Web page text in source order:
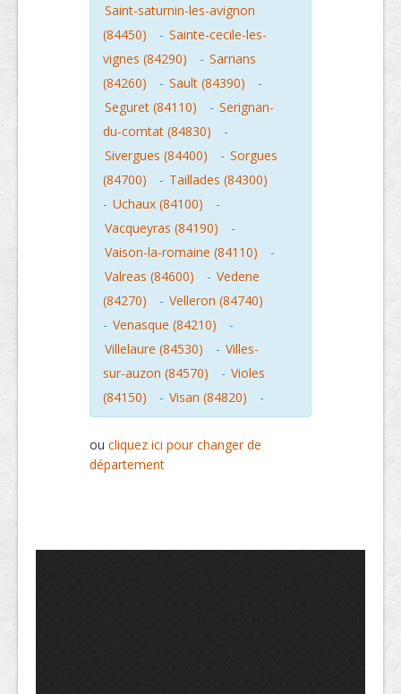
Saint-saturnin-les-avignon
(84450)
- Sainte-cecile-les-
vignes (84290)
- Sarrians
(84260)
- Sault (84390)
-
Seguret (84110)
- Serignan-
du-comtat (84830)
-
Sivergues (84400)
- Sorgues
(84700)
- Taillades (84300)
- Uchaux (84100)
-
Vacqueyras (84190)
-
Vaison-la-romaine (84110)
-
Valreas (84600)
- Vedene
(84270)
- Velleron (84740)
- Venasque (84210)
-
Villelaure (84530)
- Villes-
sur-auzon (84570)
- Violes
(84150)
- Visan (84820) -
ou cliquez ici pour changer de
département